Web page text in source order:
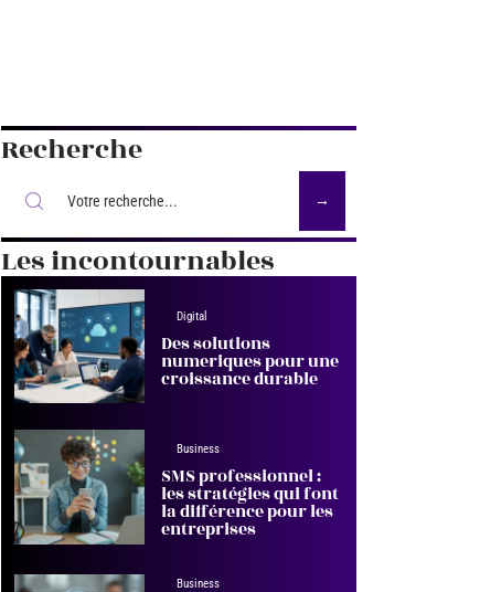
Recherche
Les incontournables
Digital
Des solutions
numeriques pour une
croissance durable
Business
SMS professionnel :
les stratégies qui font
la différence pour les
entreprises
Business